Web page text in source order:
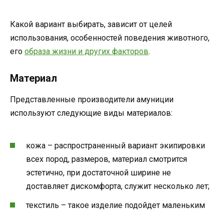
Какой вариант выбирать, зависит от целей
использования, особенностей поведения животного,
его образа жизни и других факторов.
Материал
Представленные производители амуниции
используют следующие виды материалов:
кожа – распространенный вариант экипировки
всех пород, размеров, материал смотрится
эстетично, при достаточной ширине не
доставляет дискомфорта, служит несколько лет;
текстиль – такое изделие подойдет маленьким